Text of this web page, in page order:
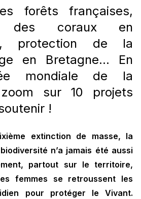
forêts françaises,
des coraux en
protection de la
en Bretagne… En
mondiale de la
zoom sur 10 projets
!
extinction de masse, la
n’a jamais été aussi
partout sur le territoire,
femmes se retroussent les
pour protéger le Vivant.